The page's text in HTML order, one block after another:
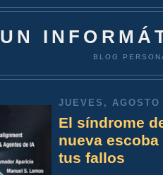
UN
BLOG
JUEVES,
El síndrome
nueva
tus fallos